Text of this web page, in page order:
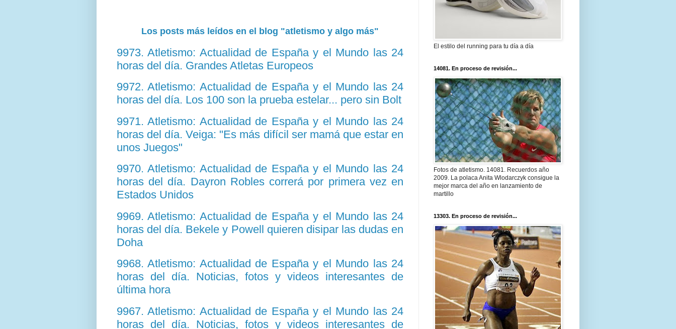
Los posts más leídos en el blog "atletismo y algo más"
9973. Atletismo: Actualidad de España y el Mundo las 24
horas del día. Grandes Atletas Europeos
9972. Atletismo: Actualidad de España y el Mundo las 24
horas del día. Los 100 son la prueba estelar... pero sin Bolt
9971. Atletismo: Actualidad de España y el Mundo las 24
horas del día. Veiga: "Es más difícil ser mamá que estar en
unos Juegos"
9970. Atletismo: Actualidad de España y el Mundo las 24
horas del día. Dayron Robles correrá por primera vez en
Estados Unidos
9969. Atletismo: Actualidad de España y el Mundo las 24
horas del día. Bekele y Powell quieren disipar las dudas en
Doha
9968. Atletismo: Actualidad de España y el Mundo las 24
horas del día. Noticias, fotos y videos interesantes de
última hora
9967. Atletismo: Actualidad de España y el Mundo las 24
horas del día. Noticias, fotos y videos interesantes de
El estilo del running para tu día a día
14081. En proceso de revisión...
Fotos de atletismo. 14081. Recuerdos año
2009. La polaca Anita Wlodarczyk consigue la
mejor marca del año en lanzamiento de
martillo
13303. En proceso de revisión...